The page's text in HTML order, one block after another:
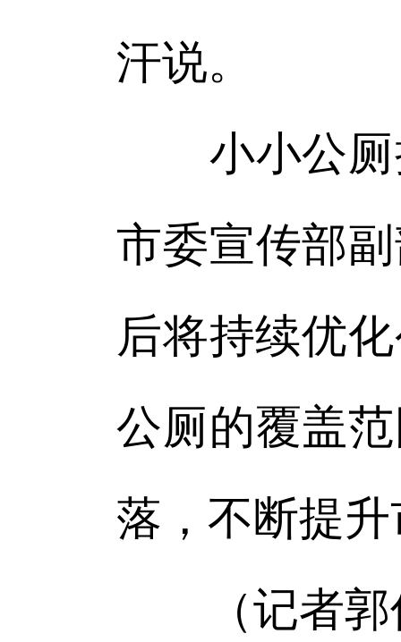
汗说。
小小公厕
市委宣传部
后将持续优
公厕的覆盖
落，不断提
（记者郭